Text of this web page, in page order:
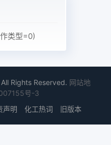
类型=0)
Rights Reserved. 网站地
号-3
声明 化工热词 旧版本